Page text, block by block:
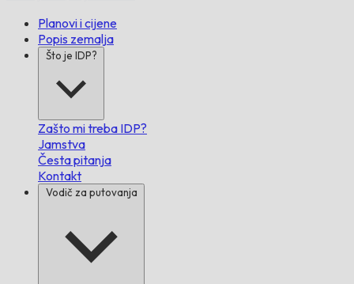
Planovi i cijene
Popis zemalja
Što je IDP?
Zašto mi treba IDP?
Jamstva
Česta pitanja
Kontakt
Vodič za putovanja